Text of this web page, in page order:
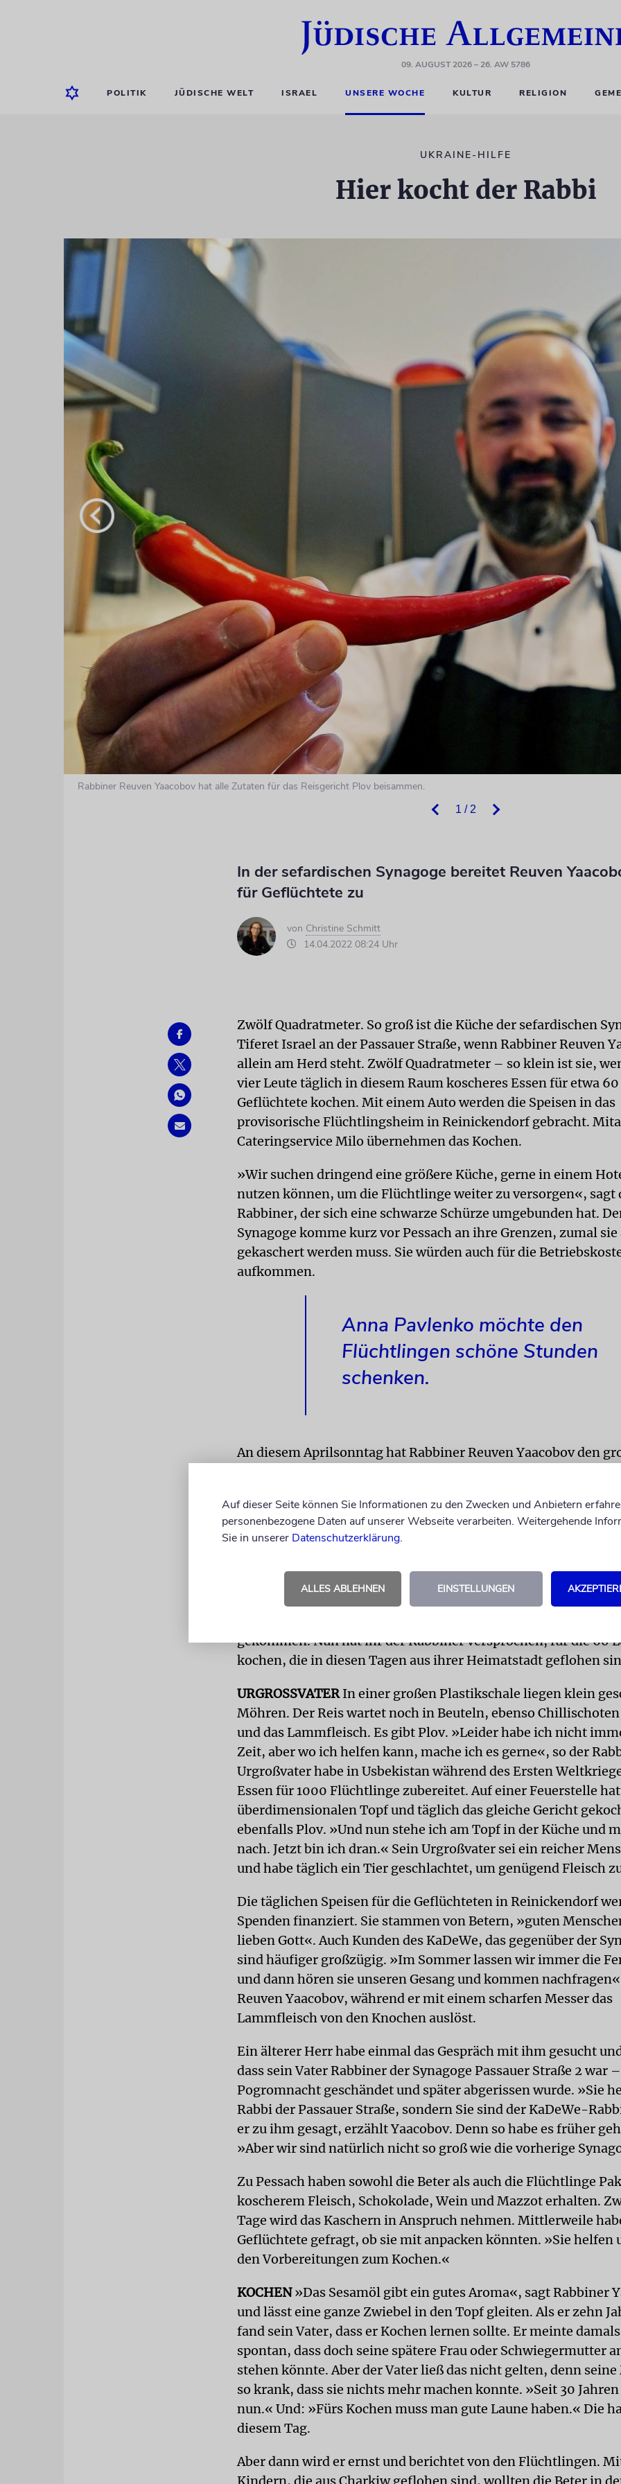
09. AUGUST 2026– 26. AW 5786
POLITIK JÜDISCHE WELT ISRAEL UNSERE WOCHE KULTUR RELIGION
UKRAINE-HILFE
Hier kocht der Rabbi
1 / 2
Rabbiner Reuven Yaacobov hat alle Zutaten für das Reisgericht Plov beisammen.
In der sefardischen Synagoge bereitet Reuven
für Geflüchtete zu
von Christine Schmitt
14.04.2022 08:24 Uhr
Zwölf Quadratmeter. So groß ist die Küche der sefardischen
Tiferet Israel an der Passauer Straße, wenn Rabbiner Reuven
allein am Herd steht. Zwölf Quadratmeter – so klein ist sie,
vier Leute täglich in diesem Raum koscheres Essen für etwa
Geflüchtete kochen. Mit einem Auto werden die Speisen in das
provisorische Flüchtlingsheim in Reinickendorf gebracht.
Cateringservice Milo übernehmen das Kochen.
»Wir suchen dringend eine größere Küche, gerne in einem
nutzen können, um die Flüchtlinge weiter zu versorgen«, sagt
Rabbiner, der sich eine schwarze Schürze umgebunden hat.
Synagoge komme kurz vor Pessach an ihre Grenzen, zumal
gekaschert werden muss. Sie würden auch für die
aufkommen.
Anna Pavlenko möchte den
Flüchtlingen schöne Stunden
schenken.
An diesem Aprilsonntag hat Rabbiner Reuven Yaacobov den
Uhr am Vormittag, und um 15 Uhr möchte er mitsamt dem
Potsdam in einem Flüchtlingsheim sein. »Bis dahin ist alles
Anna, eine Beterin der Gemeinde, hatte unlängst Geburtstag
ihn mit Flüchtlingen nachfeiern, um ihnen schöne Stunden zu
gekommen. Nun hat ihr der Rabbiner versprochen, für die 60
kochen, die in diesen Tagen aus ihrer Heimatstadt geflohen
URGROSSVATERIn einer großen Plastikschale liegen klein
Möhren. Der Reis wartet noch in Beuteln, ebenso
und das Lammfleisch. Es gibt Plov. »Leider habe ich nicht
Zeit, aber wo ich helfen kann, mache ich es gerne«, so der
Urgroßvater habe in Usbekistan während des Ersten
Essen für 1000 Flüchtlinge zubereitet. Auf einer Feuerstelle
überdimensionalen Topf und täglich das gleiche Gericht
ebenfalls Plov. »Und nun stehe ich am Topf in der Küche und
nach. Jetzt bin ich dran.« Sein Urgroßvater sei ein reicher
und habe täglich ein Tier geschlachtet, um genügend Fleisch
Die täglichen Speisen für die Geflüchteten in Reinickendorf
Spenden finanziert. Sie stammen von Betern, »guten
lieben Gott«. Auch Kunden des KaDeWe, das gegenüber der
sind häufiger großzügig. »Im Sommer lassen wir immer die
und dann hören sie unseren Gesang und kommen
Reuven Yaacobov, während er mit einem scharfen Messer das
Lammfleisch von den Knochen auslöst.
Ein älterer Herr habe einmal das Gespräch mit ihm gesucht
dass sein Vater Rabbiner der Synagoge Passauer Straße 2 war
Pogromnacht geschändet und später abgerissen wurde. »Sie
Rabbi der Passauer Straße, sondern Sie sind der KaDeWe-
er zu ihm gesagt, erzählt Yaacobov. Denn so habe es früher
»Aber wir sind natürlich nicht so groß wie die vorherige
Zu Pessach haben sowohl die Beter als auch die Flüchtlinge
koscherem Fleisch, Schokolade, Wein und Mazzot erhalten.
Tage wird das Kaschern in Anspruch nehmen. Mittlerweile
Geflüchtete gefragt, ob sie mit anpacken könnten. »Sie helfen
den Vorbereitungen zum Kochen.«
KOCHEN»Das Sesamöl gibt ein gutes Aroma«, sagt Rabbiner
und lässt eine ganze Zwiebel in den Topf gleiten. Als er zehn
fand sein Vater, dass er Kochen lernen sollte. Er meinte
spontan, dass doch seine spätere Frau oder Schwiegermutter
stehen könnte. Aber der Vater ließ das nicht gelten, denn
so krank, dass sie nichts mehr machen konnte. »Seit 30
nun.« Und: »Fürs Kochen muss man gute Laune haben.« Die
diesem Tag.
Aber dann wird er ernst und berichtet von den Flüchtlingen.
Auf dieser Seite können Sie Informationen zu den Zwecken und Anbietern
personenbezogene Daten auf unserer Webseite verarbeiten. Weitergehende
Sie in unserer Datenschutzerklärung.
ALLES ABLEHNEN EINSTELLUNGEN